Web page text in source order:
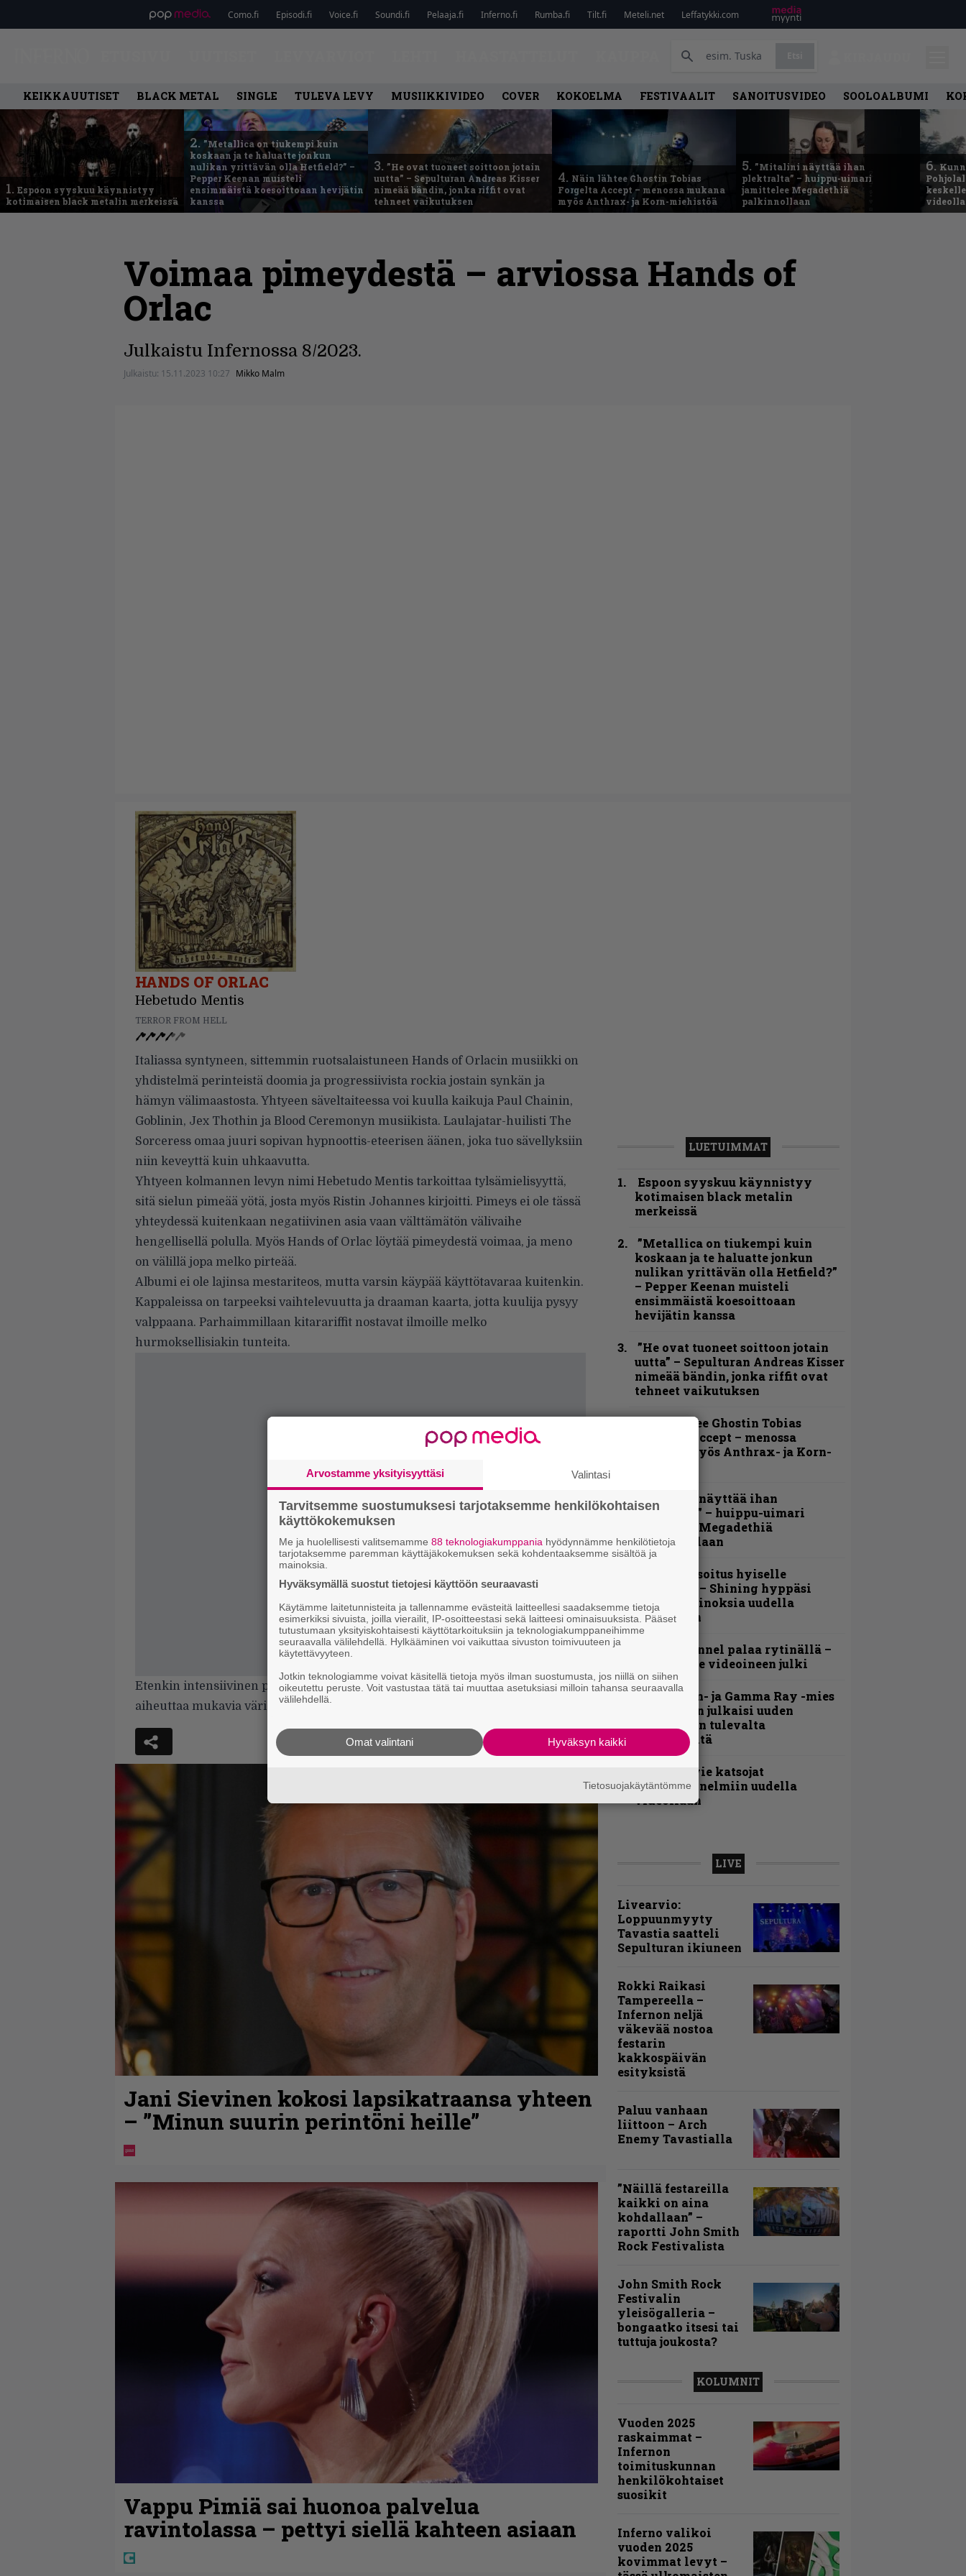
Como.fi Episodi.fi Voice.fi Soundi.fi Pelaaja.fi Inferno.fi Rumba.fi Tilt.fi Meteli.net Leffatykki.com
KEIKKAUUTISET BLACK METAL SINGLE TULEVA LEVY MUSIIKKIVIDEO COVER KOKOELMA FESTIVAALIT SANOITUSVIDEO SOOLOALBUMI
1. Espoon syyskuu käynnistyy
kotimaisen black metalin merkeissä
2. ”Metallica on tiukempi kuin
koskaan ja te haluatte jonkun
nulikan yrittävän olla Hetfield?” –
Pepper Keenan muisteli
ensimmäistä koesoittoaan hevijätin
kanssa
3. ”He ovat tuoneet soittoon jotain
uutta” – Sepulturan Andreas Kisser
nimeää bändin, jonka riffit ovat
tehneet vaikutuksen
4. Näin lähtee Ghostin Tobias
Forgelta Accept – menossa mukana
myös Anthrax- ja Korn-miehistöä
5. ”Mitalini näyttää ihan
plektralta” – huippu-uimari
jamittelee Megadethiä
palkinnollaan
6.
Voimaa pimeydestä – arviossa Hands of
Orlac
Julkaistu Infernossa 8/2023.
Julkaistu: 15.11.2023 10:27 Mikko Malm
HANDS OF ORLAC
Hebetudo Mentis
TERROR FROM HELL
Italiassa syntyneen, sittemmin ruotsalaistuneen Hands of Orlacin musiikki on
yhdistelmä perinteistä doomia ja progressiivista rockia jostain synkän ja
hämyn välimaastosta. Yhtyeen säveltaiteessa voi kuulla kaikuja Paul Chainin,
Goblinin, Jex Thothin ja Blood Ceremonyn musiikista. Laulajatar-huilisti The
Sorceress omaa juuri sopivan hypnoottis-eteerisen äänen, joka tuo sävellyksiin
niin keveyttä kuin uhkaavutta.
Yhtyeen kolmannen levyn nimi Hebetudo Mentis tarkoittaa tylsämielisyyttä,
sitä sielun pimeää yötä, josta myös Ristin Johannes kirjoitti. Pimeys ei ole tässä
yhteydessä kuitenkaan negatiivinen asia vaan välttämätön välivaihe
hengellisellä polulla. Myös Hands of Orlac löytää pimeydestä voimaa, ja meno
on välillä jopa melko pirteää.
Albumi ei ole lajinsa mestariteos, mutta varsin käypää käyttötavaraa kuitenkin.
Kappaleissa on tarpeeksi vaihtelevuutta ja draaman kaarta, jotta kuulija pysyy
valppaana. Parhaimmillaan kitarariffit nostavat ilmoille melko
hurmoksellisiakin tunteita.
Etenkin intensiivinen päätösbiisi Ex Officio Domini (The Executioner of Rome)
aiheuttaa mukavia väristyksiä.
Jani Sievinen kokosi lapsikatraansa yhteen
– ”Minun suurin perintöni heille”
Vappu Pimiä sai huonoa palvelua
ravintolassa – pettyi siellä kahteen asiaan
LUETUIMMAT
Espoon syyskuu käynnistyy
kotimaisen black metalin
merkeissä
”Metallica on tiukempi kuin
koskaan ja te haluatte jonkun
nulikan yrittävän olla Hetfield?”
– Pepper Keenan muisteli
ensimmäistä koesoittoaan
hevijätin kanssa
”He ovat tuoneet soittoon jotain
uutta” – Sepulturan Andreas Kisser
nimeää bändin, jonka riffit ovat
tehneet vaikutuksen
Näin lähtee Ghostin Tobias
Forgelta Accept – menossa
mukana myös Anthrax- ja Korn-
”Mitalini näyttää ihan
plektralta” – huippu-uimari
jamittelee Megadethiä
palkinnollaan
Kunnianosoitus hyiselle
Pohjolalle – Shining hyppäsi
keskelle kinoksia uudella
videollaan
Blind Channel palaa rytinällä –
tuplasingle videoineen julki
Helloween- ja Gamma Ray -mies
Kai Hansen julkaisi uuden
maistiaisen tulevalta
soololevyltä
Anthrax vie katsojat
keikkatunnelmiin uudella
videollaan
LIVE
Livearvio:
Loppuunmyyty
Tavastia saatteli
Sepulturan ikiuneen
Rokki Raikasi
Tampereella –
Infernon neljä
väkevää nostoa
festarin
kakkospäivän
esityksistä
Paluu vanhaan
liittoon – Arch
Enemy Tavastialla
”Näillä festareilla
kaikki on aina
kohdallaan” –
raportti John Smith
Rock Festivalista
John Smith Rock
Festivalin
yleisögalleria –
bongaatko itsesi tai
tuttuja joukosta?
KOLUMNIT
Vuoden 2025
raskaimmat –
Infernon
toimituskunnan
henkilökohtaiset
suosikit
Inferno valikoi
vuoden 2025
kovimmat levyt –
Arvostamme yksityisyyttäsi Valintasi
Tarvitsemme suostumuksesi tarjotaksemme henkilökohtaisen
käyttökokemuksen
Me ja huolellisesti valitsemamme 88 teknologiakumppania hyödynnämme henkilötietoja
tarjotaksemme paremman käyttäjäkokemuksen sekä kohdentaaksemme sisältöä ja
mainoksia.
Hyväksymällä suostut tietojesi käyttöön seuraavasti
Käytämme laitetunnisteita ja tallennamme evästeitä laitteellesi saadaksemme tietoja
esimerkiksi sivuista, joilla vierailit, IP-osoitteestasi sekä laitteesi ominaisuuksista. Pääset
tutustumaan yksityiskohtaisesti käyttötarkoituksiin ja teknologiakumppaneihimme
seuraavalla välilehdellä. Hylkääminen voi vaikuttaa sivuston toimivuuteen ja
käytettävyyteen.
Jotkin teknologiamme voivat käsitellä tietoja myös ilman suostumusta, jos niillä on siihen
oikeutettu peruste. Voit vastustaa tätä tai muuttaa asetuksiasi milloin tahansa seuraavalla
välilehdellä.
Hyväksyn kaikki
Omat valintani
Tietosuojakäytäntömme